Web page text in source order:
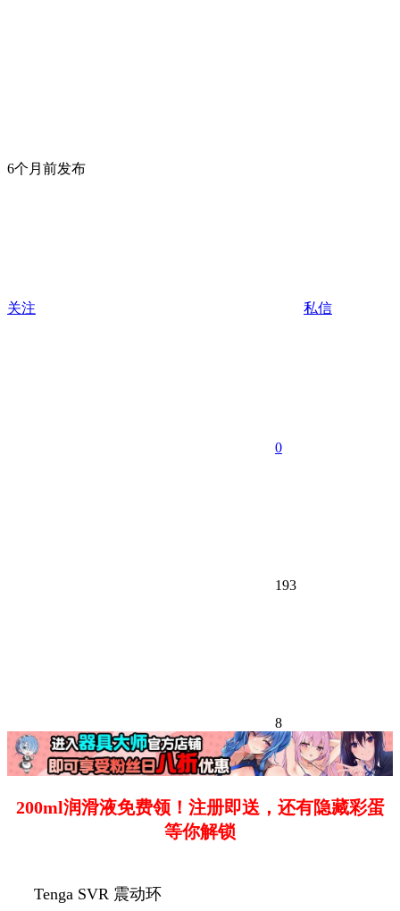
6个月前发布
关注 私信
0
193
8
200ml润滑液免费领！注册即送，还有隐藏彩蛋
等你解锁
Tenga SVR 震动环